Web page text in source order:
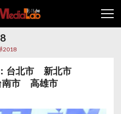
2018
台北市
新北市
南市 高雄市